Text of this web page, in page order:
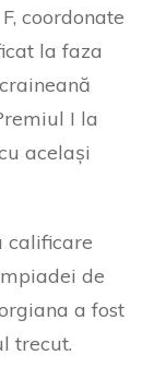
coordonate
la faza
I la
același
calificare
de
a fost
trecut.